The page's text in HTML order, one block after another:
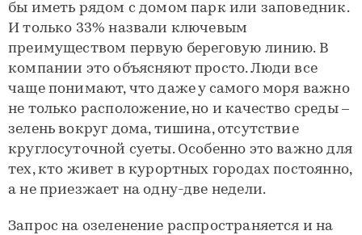
бы иметь рядом с домом парк или заповедник.
И только 33% назвали ключевым
преимуществом первую береговую линию. В
компании это объясняют просто. Люди все
чаще понимают, что даже у самого моря важно
не только расположение, но и качество среды –
зелень вокруг дома, тишина, отсутствие
круглосуточной суеты. Особенно это важно для
тех, кто живет в курортных городах постоянно,
а не приезжает на одну-две недели.
Запрос на озеленение распространяется и на